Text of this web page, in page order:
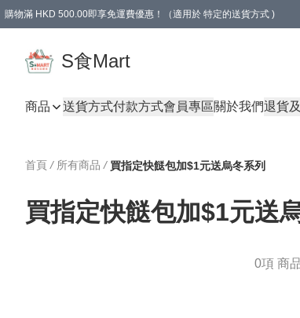
購物滿 HKD 500.00即享免運費優惠！（適用於 特定的送貨方式 )
S食Mart
商品 送貨方式付款方式會員專區關於我們退貨
首頁 / 所有商品 / 買指定快餸包加$1元送烏冬系列
買指定快餸包加$1元送
0項 商